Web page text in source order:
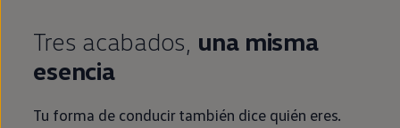
Tres acabados, una misma
esencia
Tu forma de conducir también dice quién eres.